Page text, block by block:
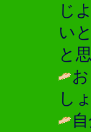
じ
い
と
し